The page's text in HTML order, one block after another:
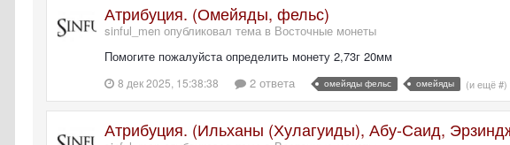
Атрибуция. (Омейяды, фельс)
sinful_men опубликовал тема в Восточные монеты
Помогите пожалуйста определить монету 2,73г 20мм
8 дек 2025, 15:38:38 2 ответа омейяды фельс омейяды (и ещё #)
Атрибуция. (Ильханы (Хулагуиды), Абу-Саид,